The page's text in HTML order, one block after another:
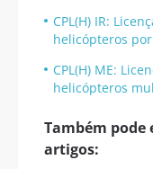
CPL(H) IR:
helicópteros
CPL(H) ME:
helicópteros
Também pode
artigos: